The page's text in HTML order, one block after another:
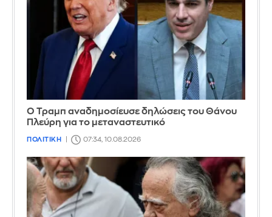
Ο Τραμπ αναδημοσίευσε δηλώσεις του Θάνου
Πλεύρη για το μεταναστευτικό
ΠΟΛΙΤΙΚΗ 07:34, 10.08.2026